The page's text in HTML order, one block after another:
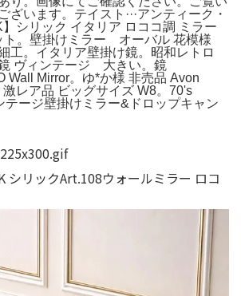
ざいます。テイスト···アンティーク・
シリック イタリア ロココ調 ミラー
ト。壁掛けミラー オーバル 花模様
工。イタリア壁掛け鏡。昭和レトロ
ヴィンテージ 大きい。鏡
Wall Mirror。ゆ*か様 非売品 Avon
レア品 ビッグサイズ W8。70's
テージ壁掛けミラー&ドロップキャン